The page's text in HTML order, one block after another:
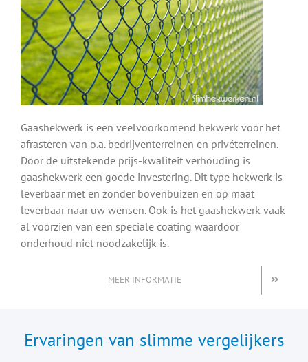
Gaashekwerk is een veelvoorkomend hekwerk voor het
afrasteren van o.a. bedrijventerreinen en privéterreinen.
Door de uitstekende prijs-kwaliteit verhouding is
gaashekwerk een goede investering. Dit type hekwerk is
leverbaar met en zonder bovenbuizen en op maat
leverbaar naar uw wensen. Ook is het gaashekwerk vaak
al voorzien van een speciale coating waardoor
onderhoud niet noodzakelijk is.
MEER INFORMATIE
Ervaringen van slimme vergelijkers